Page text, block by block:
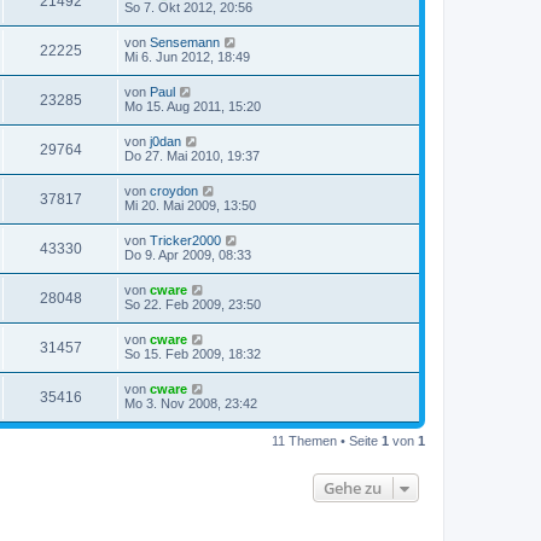
So 7. Okt 2012, 20:56
22225 von Sensemann
Mi 6. Jun 2012, 18:49
23285 von Paul
Mo 15. Aug 2011, 15:20
29764 von j0dan
Do 27. Mai 2010, 19:37
37817 von croydon
Mi 20. Mai 2009, 13:50
43330 von Tricker2000
Do 9. Apr 2009, 08:33
28048 von cware
So 22. Feb 2009, 23:50
31457 von cware
So 15. Feb 2009, 18:32
35416 von cware
Mo 3. Nov 2008, 23:42
11 Themen • Seite 1 von 1
Gehe zu